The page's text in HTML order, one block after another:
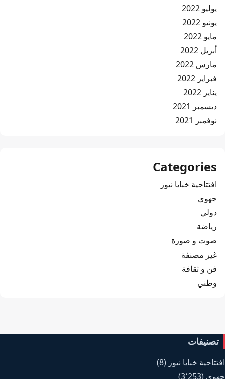
يوليو 2022
يونيو 2022
مايو 2022
أبريل 2022
مارس 2022
فبراير 2022
يناير 2022
ديسمبر 2021
نوفمبر 2021
Categories
افتتاحية خبايا نيوز
جهوي
دولي
رياضة
صوت و صورة
غير مصنفة
فن و ثقافة
وطني
تصنيفات
افتتاحية خبايا نيوز (8)
جهوي (3٬253)